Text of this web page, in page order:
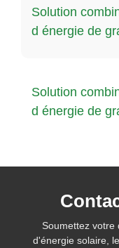
Solution
d énergie de
Solution
d énergie de
Soumettez votre
d'énergie solaire,